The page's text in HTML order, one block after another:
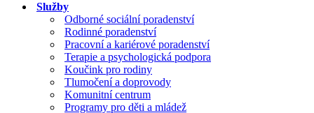
Služby
Odborné sociální poradenství
Rodinné poradenství
Pracovní a kariérové poradenství
Terapie a psychologická podpora
Koučink pro rodiny
Tlumočení a doprovody
Komunitní centrum
Programy pro děti a mládež